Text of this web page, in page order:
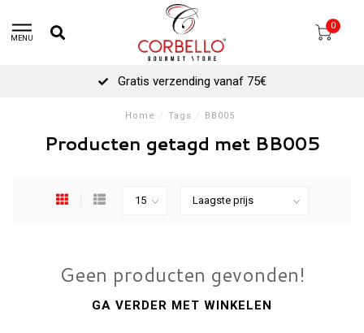
MENU
0
Gratis verzending vanaf 75€
Home / Tags / BB005
Producten getagd met BB005
Geen producten gevonden!
GA VERDER MET WINKELEN